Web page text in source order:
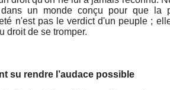
un monde conçu pour que la
n'est pas le verdict d'un peuple ;
droit de se tromper.
su rendre l’audace possible